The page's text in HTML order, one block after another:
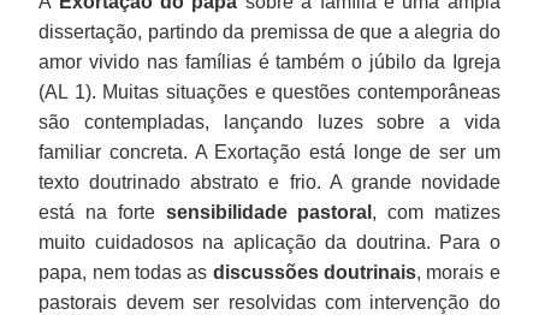
dissertação, partindo da premissa de que a alegria do
amor vivido nas famílias é também o júbilo da Igreja
(AL 1). Muitas situações e questões contemporâneas
são contempladas, lançando luzes sobre a vida
familiar concreta. A Exortação está longe de ser um
texto doutrinado abstrato e frio. A grande novidade
está na forte sensibilidade pastoral , com matizes
muito cuidadosos na aplicação da doutrina. Para o
papa, nem todas as discussões doutrinais, morais e
pastorais devem ser resolvidas com intervenção do